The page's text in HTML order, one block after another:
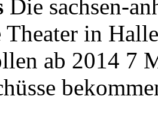
Die sachsen-
Theater in
ab 2014 7